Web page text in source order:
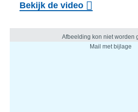
Bekijk de video